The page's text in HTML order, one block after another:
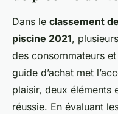
Dans le classement
piscine 2021,
des consommateurs
guide d’achat met
plaisir, deux éléments
réussie. En évaluant